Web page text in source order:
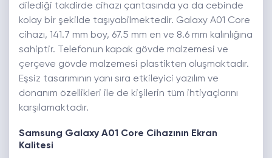
dilediği takdirde cihazı çantasında ya da cebinde
kolay bir şekilde taşıyabilmektedir. Galaxy A01 Core
cihazı, 141.7 mm boy, 67.5 mm en ve 8.6 mm kalınlığına
sahiptir. Telefonun kapak gövde malzemesi ve
çerçeve gövde malzemesi plastikten oluşmaktadır.
Eşsiz tasarımının yanı sıra etkileyici yazılım ve
donanım özellikleri ile de kişilerin tüm ihtiyaçlarını
karşılamaktadır.
Samsung Galaxy A01 Core Cihazının Ekran
Kalitesi